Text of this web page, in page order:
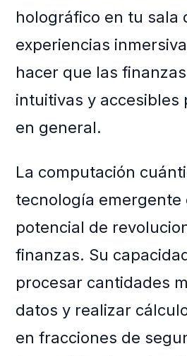
holográfico en tu sala
experiencias
hacer que las
intuitivas y accesibles
en general.
La computación
tecnología emergente
potencial de
finanzas. Su
procesar cantidades
datos y realizar
en fracciones de